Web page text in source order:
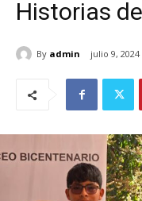
Historias
By admin julio 9, 2024